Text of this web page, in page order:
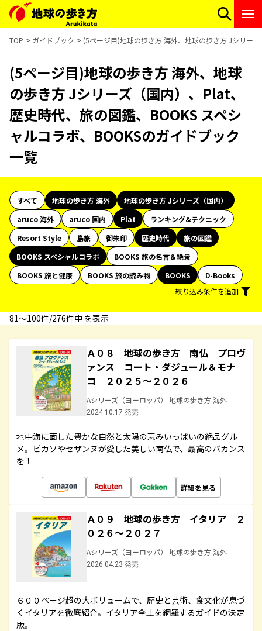
TOP ガイドブック (5ページ目)地球の歩き方 海外、地球の歩き方 Jシリー
(5ページ目)地球の歩き方 海外、地球
の歩き方 Jシリーズ（国内）、Plat、
歴史時代、旅の図鑑、BOOKS スペシ
ャルコラボ、BOOKSのガイドブック
一覧
すべて 地球の歩き方 海外
地球の歩き方 Jシリーズ（国内）
aruco 海外
aruco 国内 Plat
ランキング&テクニック
Resort Style
島旅 御朱印 歴史時代
旅の図鑑
BOOKS スペシャルコラボ
BOOKS 旅の名言＆絶景
BOOKS 旅と健康
BOOKS 旅の読み物 BOOKS
D-Books
絞り込み条件を追加
81〜100件/276件中 を表示
Ａ０８ 地球の歩き方 南仏 プロヴ
ァンス コート・ダジュール＆モナ
コ ２０２５～２０２６
Aシリーズ（ヨーロッパ） 地球の歩き方 海外
2024.10.17 発売
地中海に面した豊かな自然と太陽の恵みいっぱいの絶品グル
メ。ピカソやセザンヌが愛した美しい南仏で、最高のバカンス
を！
詳細を見る
Ａ０９ 地球の歩き方 イタリア ２
０２６～２０２７
Aシリーズ（ヨーロッパ） 地球の歩き方 海外
2026.04.23 発売
６００ページ超の大ボリュームで、歴史と芸術、食文化が息づ
くイタリアを徹底紹介。イタリア全土を網羅するガイドの決定
版。